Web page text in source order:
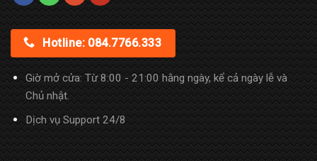
Hotline: 084.7766.333
Giờ mở cửa: Từ 8:00 - 21:00 hằng ngày, kể cả ngày lễ và
Chủ nhật.
Dịch vụ Support 24/8